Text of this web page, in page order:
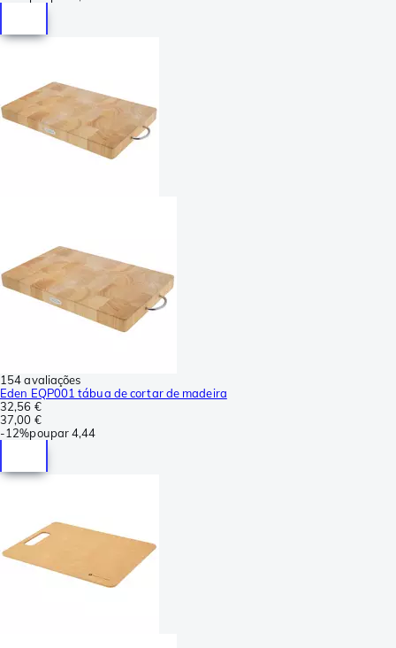
154 avaliações
Eden EQP001 tábua de cortar de madeira
32,56 €
37,00 €
-12%poupar4,44